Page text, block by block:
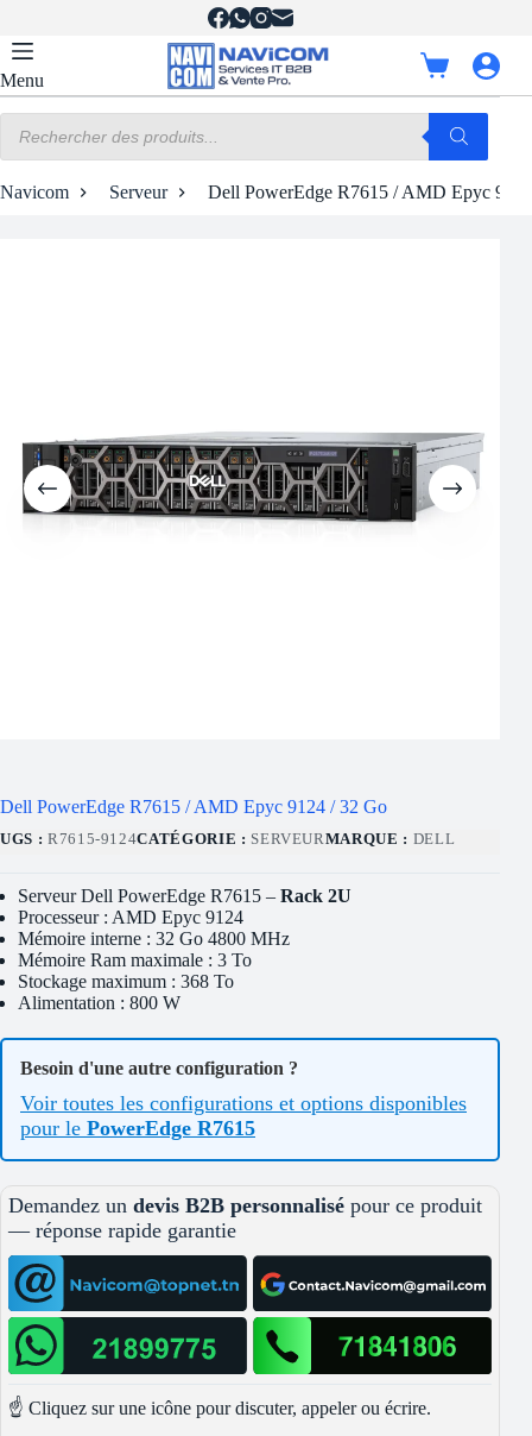
contenu
Menu
Panier
d’achat
produits
Navicom Serveur Dell PowerEdge R7615 / AMD Epyc
Dell PowerEdge R7615 / AMD Epyc 9124 / 32 Go
UGS : R7615-9124CATÉGORIE : SERVEURMARQUE : DELL
Serveur Dell PowerEdge R7615 – Rack 2U
Processeur : AMD Epyc 9124
Mémoire interne : 32 Go 4800 MHz
Mémoire Ram maximale : 3 To
Stockage maximum : 368 To
Alimentation : 800 W
Besoin d'une autre configuration ?
Voir toutes les configurations et options disponibles
pour le PowerEdge R7615
Demandez un devis B2B personnalisé pour ce produit
— réponse rapide garantie
☝️ Cliquez sur une icône pour discuter, appeler ou écrire.